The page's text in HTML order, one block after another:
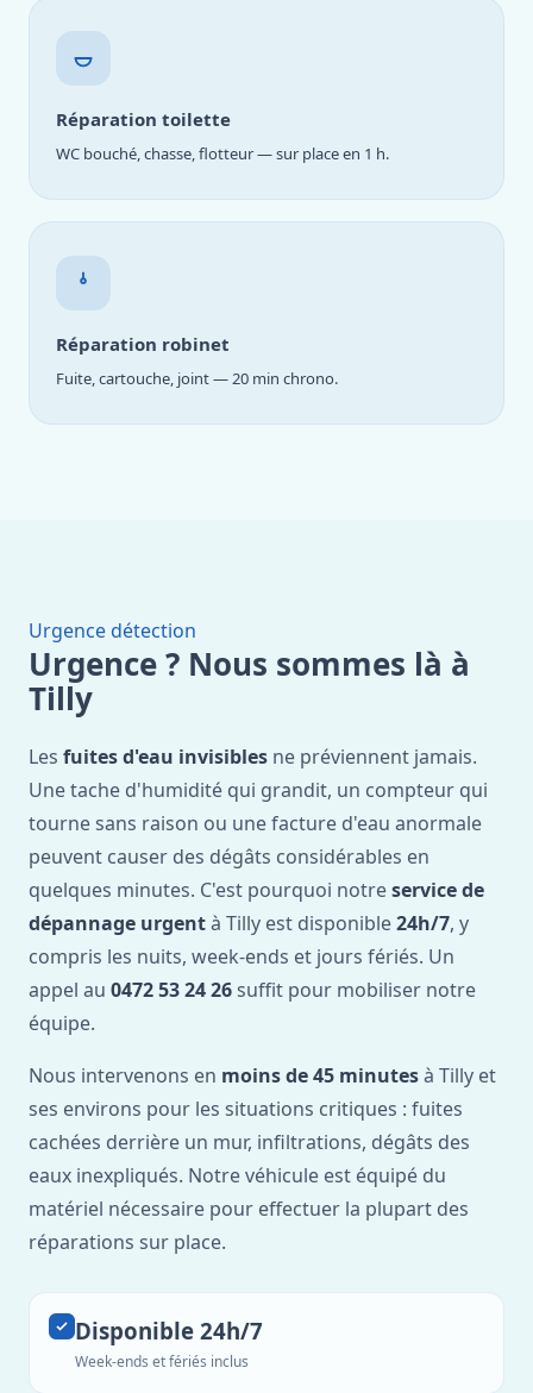
Réparation toilette
WC bouché, chasse, flotteur — sur place en 1 h.
Réparation robinet
Fuite, cartouche, joint — 20 min chrono.
Urgence détection
Urgence ? Nous sommes là à
Tilly
Les fuites d'eau invisibles ne préviennent jamais.
Une tache d'humidité qui grandit, un compteur qui
tourne sans raison ou une facture d'eau anormale
peuvent causer des dégâts considérables en
quelques minutes. C'est pourquoi notreservice de
dépannage urgentà Tilly est disponible24h/7, y
compris les nuits, week-ends et jours fériés. Un
appel au 0472 53 24 26 suffit pour mobiliser notre
équipe.
Nous intervenons en moins de 45 minutesà Tilly et
ses environs pour les situations critiques : fuites
cachées derrière un mur, infiltrations, dégâts des
eaux inexpliqués. Notre véhicule est équipé du
matériel nécessaire pour effectuer la plupart des
réparations sur place.
Disponible 24h/7
Week-ends et fériés inclus